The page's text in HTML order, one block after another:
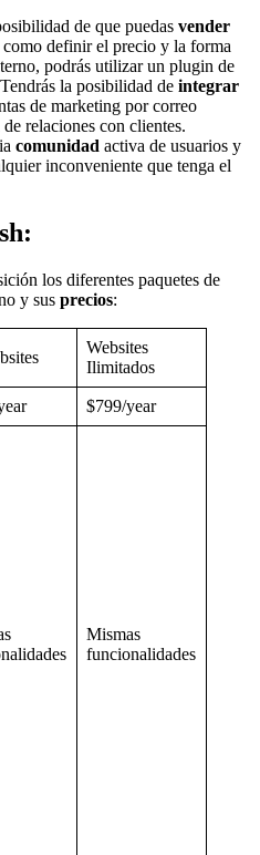
de que puedas vender
como definir el precio y la forma
podrás utilizar un plugin de
la posibilidad de integrar
de marketing por correo
relaciones con clientes.
comunidad activa de usuarios y
inconveniente que tenga el
los diferentes paquetes de
y sus precios:
Websites
Ilimitados
$799/year
Mismas
funcionalidades